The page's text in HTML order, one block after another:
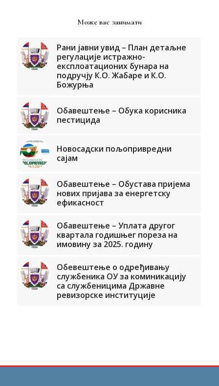
Може вас занимати
Рани јавни увид – План детаљне
регулације истражно-
експлоатационих бунара на
подручју К.О. Жабаре и К.О.
Божурња
Обавештење – Обука корисника
пестицида
Новосадски пољопривредни
сајам
Обавештење – Обустава пријема
нових пријава за енергетску
ефикасност
Обавештење – Уплата другог
квартала годишњег пореза на
имовину за 2025. годину
Обевештење о одређивању
службеника ОУ за коминикацију
са службеницима Државне
ревизорске институције